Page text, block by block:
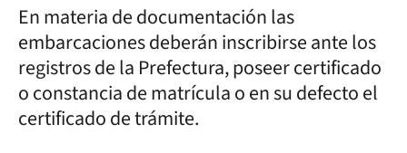
En materia de documentación las
embarcaciones deberán inscribirse ante los
registros de la Prefectura, poseer certificado
o constancia de matrícula o en su defecto el
certificado de trámite.